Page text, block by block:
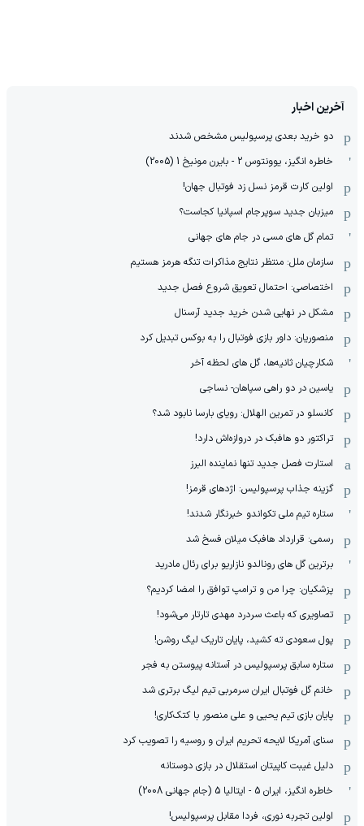
آخرین اخبار
دو خرید بعدی پرسپولیس مشخص شدند
خاطره انگیز، یوونتوس 2 - بایرن مونیخ 1 (2005)
اولین کارت قرمز نسل زد فوتبال جهان!
میزبان جدید سوپرجام اسپانیا کجاست؟
تمام گل های مسی در جام های جهانی
سازمان ملل: منتظر نتایج مذاکرات تنگه هرمز هستیم
اختصاصی: احتمال تعویق شروع فصل جدید
مشکل در نهایی شدن خرید جدید آرسنال
منصوریان: داور بازی فوتبال را به بوکس تبدیل کرد
شکارچیان ثانیه‌ها، گل های لحظه آخر
یاسین در دو راهی سپاهان- نساجی
کانسلو در تمرین الهلال: رویای بارسا نابود شد؟
تراکتور دو هافبک در دروازه‌اش دارد!
استارت فصل جدید تنها نماینده البرز
گزینه جذاب پرسپولیس: اژدهای قرمز!
ستاره تیم ملی تکواندو خبرنگار شدند!
رسمی: قرارداد هافبک میلان فسخ شد
برترین گل های رونالدو نازاریو برای رئال مادرید
پزشکیان: چرا من و ترامپ توافق را امضا کردیم؟
تصاویری که باعث سردرد مهدی تارتار می‌شود!
پول سعودی ته کشید، پایان تاریک لیگ روشن!
ستاره سابق پرسپولیس در آستانه پیوستن به فجر
خانم گل فوتبال ایران سرمربی تیم لیگ برتری شد
پایان بازی تیم یحیی و علی منصور با کتک‌کاری!
سنای آمریکا لایحه تحریم ایران و روسیه را تصویب کرد
دلیل غیبت کاپیتان استقلال در بازی دوستانه
خاطره انگیز، ایران 5 - ایتالیا 5 (جام جهانی 2008)
اولین تجربه نوری، فردا مقابل پرسپولیس!